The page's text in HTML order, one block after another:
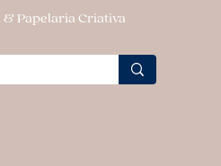
& Papelaria Criativa